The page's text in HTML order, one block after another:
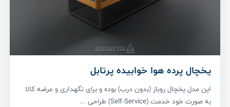
یخچال پرده هوا خوابیده پرتابل
این مدل یخچال روباز (بدون درب) بوده و برای نگهداری و عرضه کالا
به صورت خود خدمت (Self-Service) طراحی ...